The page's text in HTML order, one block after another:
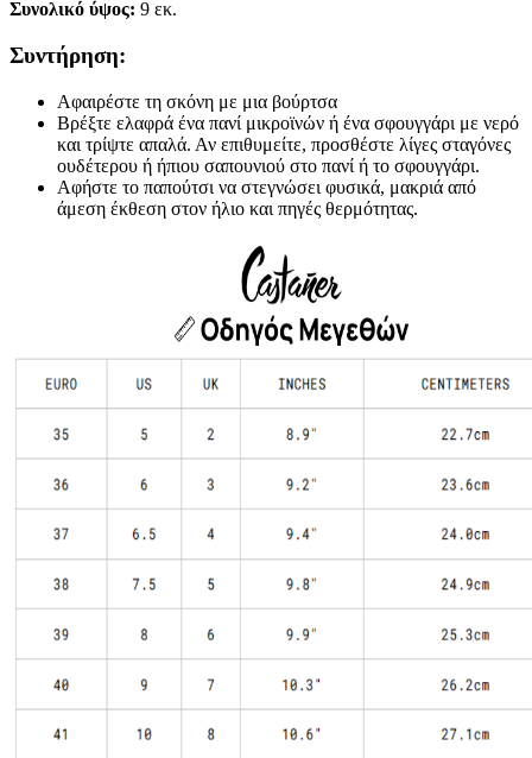
Συνολικό ύψος: 9 εκ.
Συντήρηση:
Αφαιρέστε τη σκόνη με μια βούρτσα
Βρέξτε ελαφρά ένα πανί μικροϊνών ή ένα σφουγγάρι με νερό
και τρίψτε απαλά. Αν επιθυμείτε, προσθέστε λίγες σταγόνες
ουδέτερου ή ήπιου σαπουνιού στο πανί ή το σφουγγάρι.
Αφήστε το παπούτσι να στεγνώσει φυσικά, μακριά από
άμεση έκθεση στον ήλιο και πηγές θερμότητας.